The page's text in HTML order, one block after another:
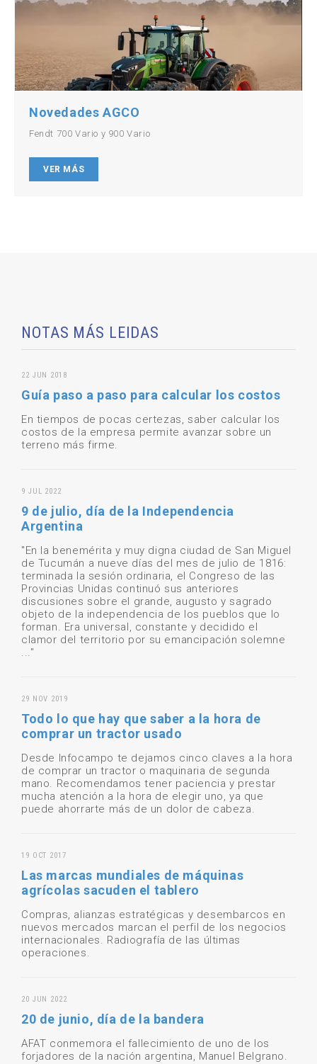
Novedades AGCO
Fendt 700 Vario y 900 Vario
VER MÁS
NOTAS MÁS LEIDAS
22 JUN 2018
Guía paso a paso para calcular los costos
En tiempos de pocas certezas, saber calcular los
costos de la empresa permite avanzar sobre un
terreno más firme.
9 JUL 2022
9 de julio, día de la Independencia
Argentina
"En la benemérita y muy digna ciudad de San Miguel
de Tucumán a nueve días del mes de julio de 1816:
terminada la sesión ordinaria, el Congreso de las
Provincias Unidas continuó sus anteriores
discusiones sobre el grande, augusto y sagrado
objeto de la independencia de los pueblos que lo
forman. Era universal, constante y decidido el
clamor del territorio por su emancipación solemne
..."
29 NOV 2019
Todo lo que hay que saber a la hora de
comprar un tractor usado
Desde Infocampo te dejamos cinco claves a la hora
de comprar un tractor o maquinaria de segunda
mano. Recomendamos tener paciencia y prestar
mucha atención a la hora de elegir uno, ya que
puede ahorrarte más de un dolor de cabeza.
19 OCT 2017
Las marcas mundiales de máquinas
agrícolas sacuden el tablero
Compras, alianzas estratégicas y desembarcos en
nuevos mercados marcan el perfil de los negocios
internacionales. Radiografía de las últimas
operaciones.
20 JUN 2022
20 de junio, día de la bandera
AFAT conmemora el fallecimiento de uno de los
forjadores de la nación argentina, Manuel Belgrano.